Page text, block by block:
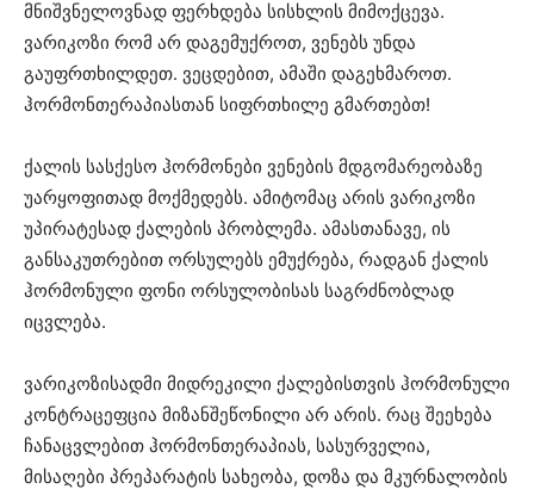
მნიშვნელოვნად ფერხდება სისხლის მიმოქცევა.
ვარიკოზი რომ არ დაგემუქროთ, ვენებს უნდა
გაუფრთხილდეთ. ვეცდებით, ამაში დაგეხმაროთ.
ჰორმონთერაპიასთან სიფრთხილე გმართებთ!
ქალის სასქესო ჰორმონები ვენების მდგომარეობაზე
უარყოფითად მოქმედებს. ამიტომაც არის ვარიკოზი
უპირატესად ქალების პრობლემა. ამასთანავე, ის
განსაკუთრებით ორსულებს ემუქრება, რადგან ქალის
ჰორმონული ფონი ორსულობისას საგრძნობლად
იცვლება.
ვარიკოზისადმი მიდრეკილი ქალებისთვის ჰორმონული
კონტრაცეფცია მიზანშეწონილი არ არის. რაც შეეხება
ჩანაცვლებით ჰორმონთერაპიას, სასურველია,
მისაღები პრეპარატის სახეობა, დოზა და მკურნალობის